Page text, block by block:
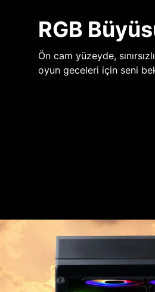
RGB
Ön cam yüzeyde,
oyun geceleri için seni